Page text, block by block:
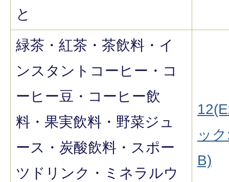
と
緑茶・紅茶・茶飲料・イ
ンスタントコーヒー・コ
ーヒー豆・コーヒー飲
料・果実飲料・野菜ジュ
ース・炭酸飲料・スポー
ツドリンク・ミネラルウ
ッ
B)